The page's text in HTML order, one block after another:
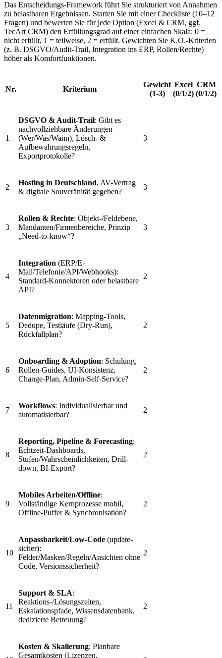
Das Entscheidungs-Framework führt Sie strukturiert von Annahmen
zu belastbaren Ergebnissen. Starten Sie mit einer Checkliste (10–12
Fragen) und bewerten Sie für jede Option (Excel & CRM, ggf.
TecArt CRM) den Erfüllungsgrad auf einer einfachen Skala: 0 =
nicht erfüllt, 1 = teilweise, 2 = erfüllt. Gewichten Sie K.O.-Kriterien
(z. B. DSGVO/Audit-Trail, Integration ins ERP, Rollen/Rechte)
höher als Komfortfunktionen.
Nr. Kriterium
Gewicht
(1-3)
Excel
(0/1/2)
CRM
(0/1/2)
1
DSGVO & Audit-Trail: Gibt es
nachvollziehbare Änderungen
(Wer/Was/Wann), Lösch- &
Aufbewahrungsregeln,
Exportprotokolle?
3
2
Hosting in Deutschland, AV-Vertrag
& digitale Souveränität gegeben?
3
3
Rollen & Rechte: Objekt-/Feldebene,
Mandanten/Firmenbereiche, Prinzip
„Need-to-know“?
3
4
Integration (ERP/E-
Mail/Telefonie/API/Webhooks):
Standard-Konnektoren oder belastbare
API?
2
5
Datenmigration: Mapping-Tools,
Dedupe, Testläufe (Dry-Run),
Rückfallplan?
2
6
Onboarding & Adoption: Schulung,
Rollen-Guides, UI-Konsistenz,
Change-Plan, Admin-Self-Service?
2
7
Workflows: Individualisierbar und
automatisierbar?
2
8
Reporting, Pipeline & Forecasting:
Echtzeit-Dashboards,
Stufen/Wahrscheinlichkeiten, Drill-
down, BI-Export?
2
9
Mobiles Arbeiten/Offline:
Vollständige Kernprozesse mobil,
Offline-Puffer & Synchronisation?
2
10
Anpassbarkeit/Low-Code (update-
sicher):
Felder/Masken/Regeln/Ansichten ohne
Code, Versionssicherheit?
2
11
Support & SLA:
Reaktions-/Lösungszeiten,
Eskalationspfade, Wissensdatenbank,
dedizierte Betreuung?
2
Kosten & Skalierung: Planbare
Gesamtkosten (Lizenzen,